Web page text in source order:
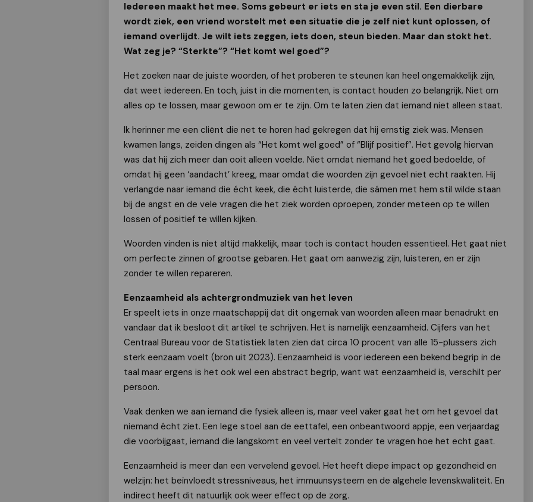
Iedereen maakt het mee. Soms gebeurt er iets en sta je even stil. Een dierbare
wordt ziek, een vriend worstelt met een situatie die je zelf niet kunt oplossen, of
iemand overlijdt. Je wilt iets zeggen, iets doen, steun bieden. Maar dan stokt het.
Wat zeg je? “Sterkte”? “Het komt wel goed”?
Het zoeken naar de juiste woorden, of het proberen te steunen kan heel ongemakkelijk zijn,
dat weet iedereen. En toch, juist in die momenten, is contact houden zo belangrijk. Niet om
alles op te lossen, maar gewoon om er te zijn. Om te laten zien dat iemand niet alleen staat.
Ik herinner me een cliënt die net te horen had gekregen dat hij ernstig ziek was. Mensen
kwamen langs, zeiden dingen als “Het komt wel goed” of “Blijf positief”. Het gevolg hiervan
was dat hij zich meer dan ooit alleen voelde. Niet omdat niemand het goed bedoelde, of
omdat hij geen ‘aandacht’ kreeg, maar omdat die woorden zijn gevoel niet echt raakten. Hij
verlangde naar iemand die écht keek, die écht luisterde, die sámen met hem stil wilde staan
bij de angst en de vele vragen die het ziek worden oproepen, zonder meteen op te willen
lossen of positief te willen kijken.
Woorden vinden is niet altijd makkelijk, maar toch is contact houden essentieel. Het gaat niet
om perfecte zinnen of grootse gebaren. Het gaat om aanwezig zijn, luisteren, en er zijn
zonder te willen repareren.
Eenzaamheid als achtergrondmuziek van het leven
Er speelt iets in onze maatschappij dat dit ongemak van woorden alleen maar benadrukt en
vandaar dat ik besloot dit artikel te schrijven. Het is namelijk eenzaamheid. Cijfers van het
Centraal Bureau voor de Statistiek laten zien dat circa 10 procent van alle 15-plussers zich
sterk eenzaam voelt (bron uit 2023). Eenzaamheid is voor iedereen een bekend begrip in de
taal maar ergens is het ook wel een abstract begrip, want wat eenzaamheid is, verschilt per
persoon.
Vaak denken we aan iemand die fysiek alleen is, maar veel vaker gaat het om het gevoel dat
niemand écht ziet. Een lege stoel aan de eettafel, een onbeantwoord appje, een verjaardag
die voorbijgaat, iemand die langskomt en veel vertelt zonder te vragen hoe het echt gaat.
Eenzaamheid is meer dan een vervelend gevoel. Het heeft diepe impact op gezondheid en
welzijn: het beïnvloedt stressniveaus, het immuunsysteem en de algehele levenskwaliteit. En
indirect heeft dit natuurlijk ook weer effect op de zorg.